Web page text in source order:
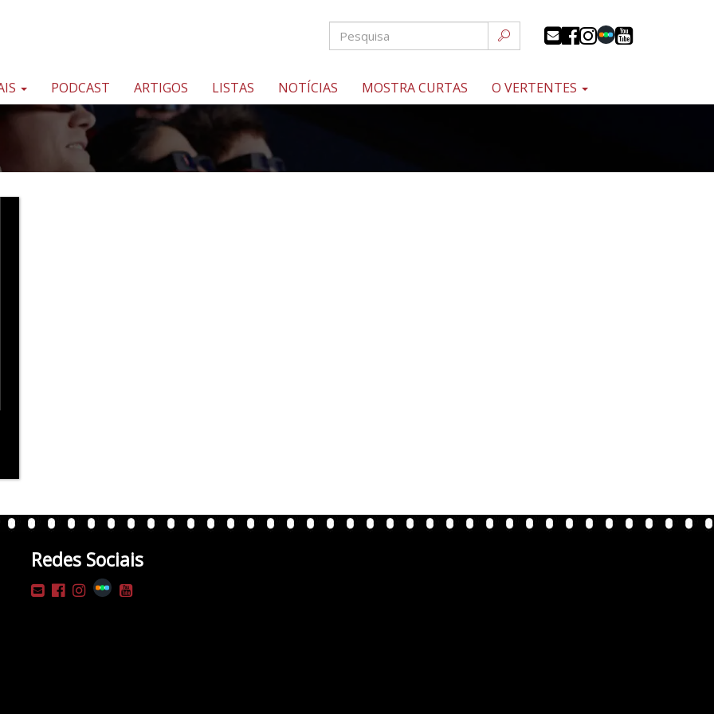
PODCAST ARTIGOS LISTAS NOTÍCIAS MOSTRA CURTAS O VERTENTES
Redes Sociais